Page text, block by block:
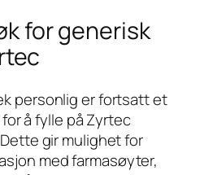
for generisk
personlig er fortsatt et
å fylle på Zyrtec
gir mulighet for
med farmasøyter,